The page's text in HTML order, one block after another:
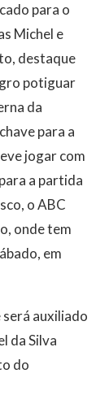
para o
Michel e
destaque
potiguar
da
para a
jogar com
a partida
o ABC
onde tem
em
auxiliado
da Silva
do